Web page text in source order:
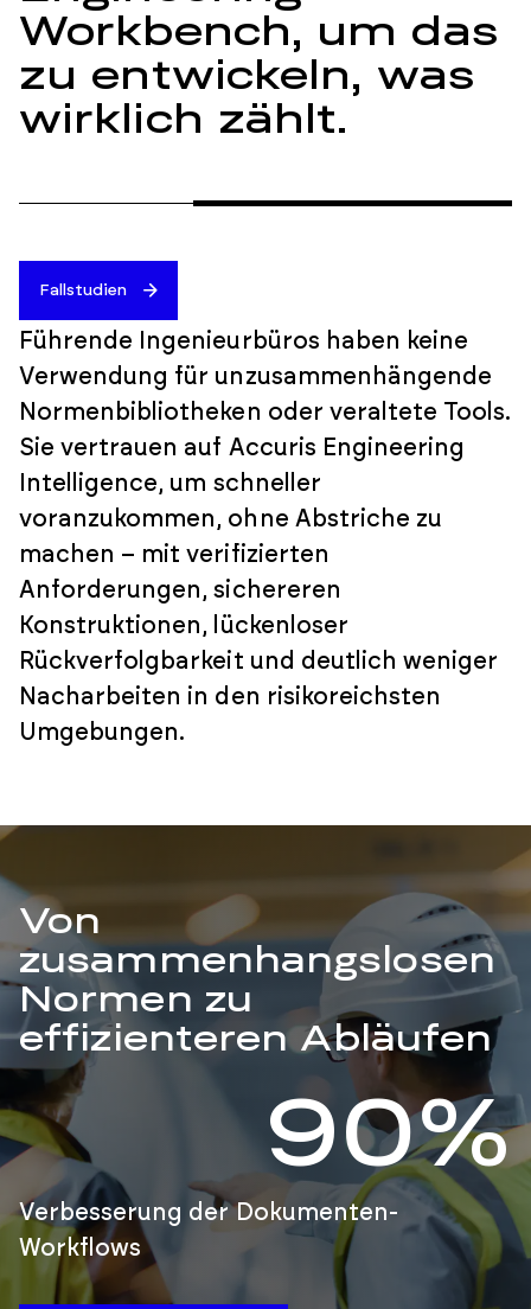
Workbench, um das
zu entwickeln, was
wirklich zählt.
Fallstudien
Führende Ingenieurbüros haben keine
Verwendung für unzusammenhängende
Normenbibliotheken oder veraltete Tools.
Sie vertrauen auf Accuris Engineering
Intelligence, um schneller
voranzukommen, ohne Abstriche zu
machen – mit verifizierten
Anforderungen, sichereren
Konstruktionen, lückenloser
Rückverfolgbarkeit und deutlich weniger
Nacharbeiten in den risikoreichsten
Umgebungen.
Von
zusammenhangslosen
Normen zu
effizienteren Abläufen
90%
Verbesserung der Dokumenten-
Workflows